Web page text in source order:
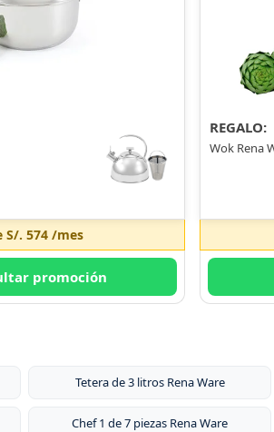
S/. 574 /mes
promoción
REGALO:
Wok Rena
Tetera de 3 litros Rena Ware
Chef 1 de 7 piezas Rena Ware